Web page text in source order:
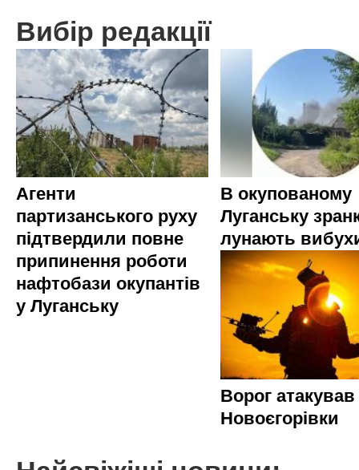
Вибір редакції
Агенти
партизанського руху
підтвердили повне
припинення роботи
нафтобази окупантів
у Луганську
В окупованому
Луганську
лунають
Ворог атакував
Новоєгорівки